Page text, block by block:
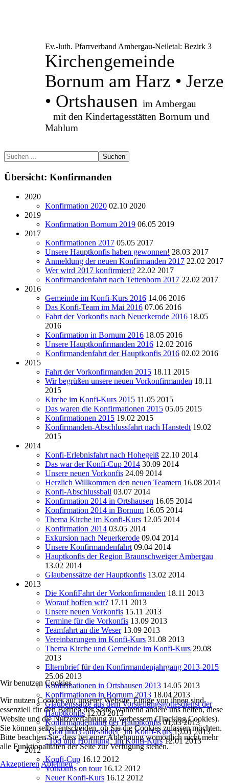
Ev.-luth. Pfarrverband Ambergau-Neiletal: Bezirk 3
Kirchengemeinde
Bornum am Harz • Jerze
• Ortshausen im Ambergau
mit den Kindertagesstätten Bornum und
Mahlum
Suchen
Übersicht: Konfirmanden
2020
Konfirmation 2020 02.10 2020
2019
Konfirmation Bornum 2019 06.05 2019
2017
Konfirmationen 2017 05.05 2017
Unsere Hauptkonfis haben gewonnen! 28.03 2017
Anmeldung der neuen Konfirmanden 2017 22.02 2017
Wer wird 2017 konfirmiert? 22.02 2017
Konfirmandenfahrt nach Tettenborn 2017 22.02 2017
2016
Gemeinde im Konfi-Kurs 2016 14.06 2016
Das Konfi-Team im Mai 2016 07.06 2016
Fahrt der Vorkonfis nach Neuerkerode 2016 18.05
2016
Konfirmation in Bornum 2016 18.05 2016
Unsere Hauptkonfirmanden 2016 12.02 2016
Konfirmandenfahrt der Hauptkonfis 2016 02.02 2016
2015
Fahrt der Vorkonfirmanden 2015 18.11 2015
Wir begrüßen unsere neuen Vorkonfirmanden 18.11
2015
Kirche im Konfi-Kurs 2015 11.05 2015
Das waren die Konfirmationen 2015 05.05 2015
Konfirmationen 2015 19.02 2015
Konfirmanden-Abschlussfahrt nach Hanstedt 19.02
2015
2014
Konfi-Erlebnisfahrt nach Hohegeiß 22.10 2014
Das war der Konfi-Cup 2014 30.09 2014
Unsere neuen Vorkonfis 24.09 2014
Herzlich Willkommen den neuen Teamern 16.08 2014
Konfi-Abschlussball 03.07 2014
Konfirmation 2014 in Ortshausen 16.05 2014
Konfirmation 2014 in Bornum 16.05 2014
Thema Kirche im Konfi-Kurs 12.05 2014
Konfirmation 2014 03.05 2014
Exkursion nach Neuerkerode 09.04 2014
Unsere Konfirmandenfahrt 09.04 2014
Hauptkonfis der Region Braunschweiger Ambergau
13.02 2014
Glaubenssätze der Hauptkonfis 13.02 2014
2013
Die KonfiFahrt der Vorkonfirmanden 18.11 2013
Worauf hoffen wir? 17.11 2013
Unsere neuen Vorkonfis 15.11 2013
Termine für die Vorkonfis 13.09 2013
Teamfahrt an die Weser 13.09 2013
Vereinbarungen im Konfi-Kurs 31.08 2013
Thema Kirche und Gemeinde im Konfi-Kurs 29.08
2013
Elternbrief für den Konfirmandenjahrgang 2013-2015
25.06 2013
Konfirmationen in Ortshausen 2013 14.05 2013
Konfirmationen in Bornum 2013 18.04 2013
Glaubenssätze aus dem Vorstellungsgottesdienst der
Hauptkonfis 12.03 2013
Konfirmandenfahrt der Hauptkonfis 01.03 2013
"Gott und Gottesbilder" im Konfi-Kurs 19.01 2013
"Tod und Hoffnung" im Konfi-Kurs 12.01 2013
2012
Konfi-Cup 16.12 2012
Vorkonfis on tour 16.12 2012
Neuer Konfi-Kurs 16.12 2012
Wir benutzen Cookies
Wir nutzen Cookies auf unserer Website. Einige von ihnen sind
essenziell für den Betrieb der Seite, während andere uns helfen, diese
Website und die Nutzererfahrung zu verbessern (Tracking Cookies).
Sie können selbst entscheiden, ob Sie die Cookies zulassen möchten.
Bitte beachten Sie, dass bei einer Ablehnung womöglich nicht mehr
alle Funktionalitäten der Seite zur Verfügung stehen.
Akzeptieren Ablehnen